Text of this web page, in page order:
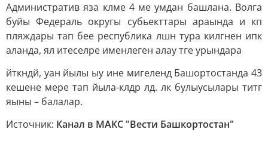
Административ яза клме 4 ме умдан башлана. Волга
буйы Федераль округы субьекттары араында и кп
пляждары тап бее республика лшн тура килгнен ипк
аланда, ял итеселре именлеген алау тге урындара
йткндй, уан йылы ыу ине мигеленд Башортостанда 43
кешене мере тап йыла-клдр лд. лк булыусылары титг
яыны – балалар.
Источник: Канал в МАКС "Вести Башкортостан"